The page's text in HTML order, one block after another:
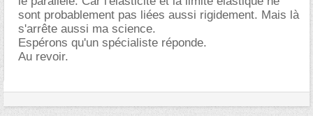
sont probablement pas liées aussi rigidement. Mais là
s'arrête aussi ma science.
Espérons qu'un spécialiste réponde.
Au revoir.